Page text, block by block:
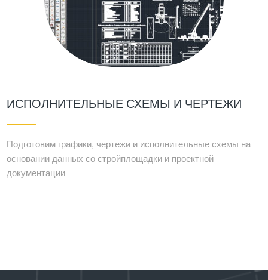
ИСПОЛНИТЕЛЬНЫЕ СХЕМЫ И ЧЕРТЕЖИ
Подготовим графики, чертежи и исполнительные схемы на
основании данных со стройплощадки и проектной
документации